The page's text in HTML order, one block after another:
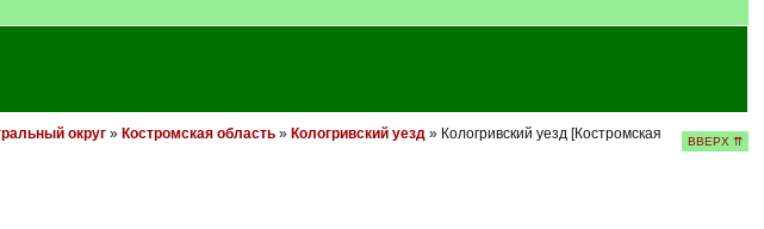
округ» Костромская область» Кологривский уезд» Кологривский уезд [Костромская
ВВЕРХ ⇈